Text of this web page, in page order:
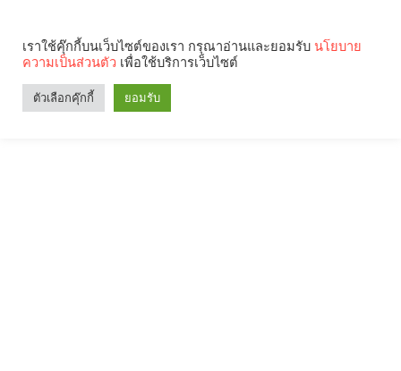
เราใช้คุ๊กกี้บนเว็บไซต์ของเรา กรุณาอ่านและยอมรับ นโยบาย
ความเป็นส่วนตัว เพื่อใช้บริการเว็บไซต์
ตัวเลือกคุ๊กกี้ ยอมรับ